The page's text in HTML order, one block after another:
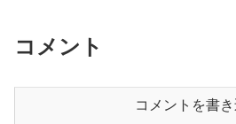
コメント
コメントを書